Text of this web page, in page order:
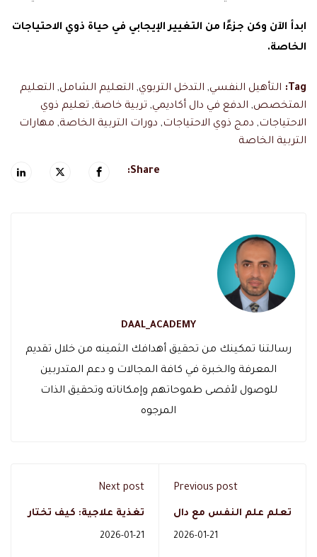
ابدأ الآن وكن جزءًا من التغيير الإيجابي في حياة ذوي الاحتياجات
الخاصة.
Tag: التأهيل النفسي, التدخل التربوي, التعليم الشامل, التعليم
المتخصص, الدفع في دال أكاديمي, تربية خاصة, تعليم ذوي
الاحتياجات, دمج ذوي الاحتياجات, دورات التربية الخاصة, مهارات
التربية الخاصة
Share:
DAAL_ACADEMY
رسالتنا تمكينك من تحقيق أهدافك الثمينه من خلال تقديم
المعرفة والخبرة في كافة المجالات و دعم المتدربين
للوصول لأقصى طموحاتهم وإمكاناته وتحقيق الذات
المرجوه
Previous post
تعلم علم النفس مع دال
2026-01-21
Next post
تغذية علاجية: كيف تختار
2026-01-21